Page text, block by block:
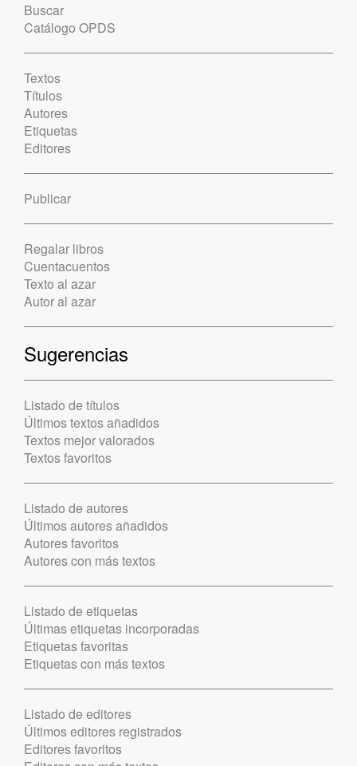
Buscar
Catálogo OPDS
Textos
Títulos
Autores
Etiquetas
Editores
Publicar
Regalar libros
Cuentacuentos
Texto al azar
Autor al azar
Sugerencias
Listado de títulos
Últimos textos añadidos
Textos mejor valorados
Textos favoritos
Listado de autores
Últimos autores añadidos
Autores favoritos
Autores con más textos
Listado de etiquetas
Últimas etiquetas incorporadas
Etiquetas favoritas
Etiquetas con más textos
Listado de editores
Últimos editores registrados
Editores favoritos